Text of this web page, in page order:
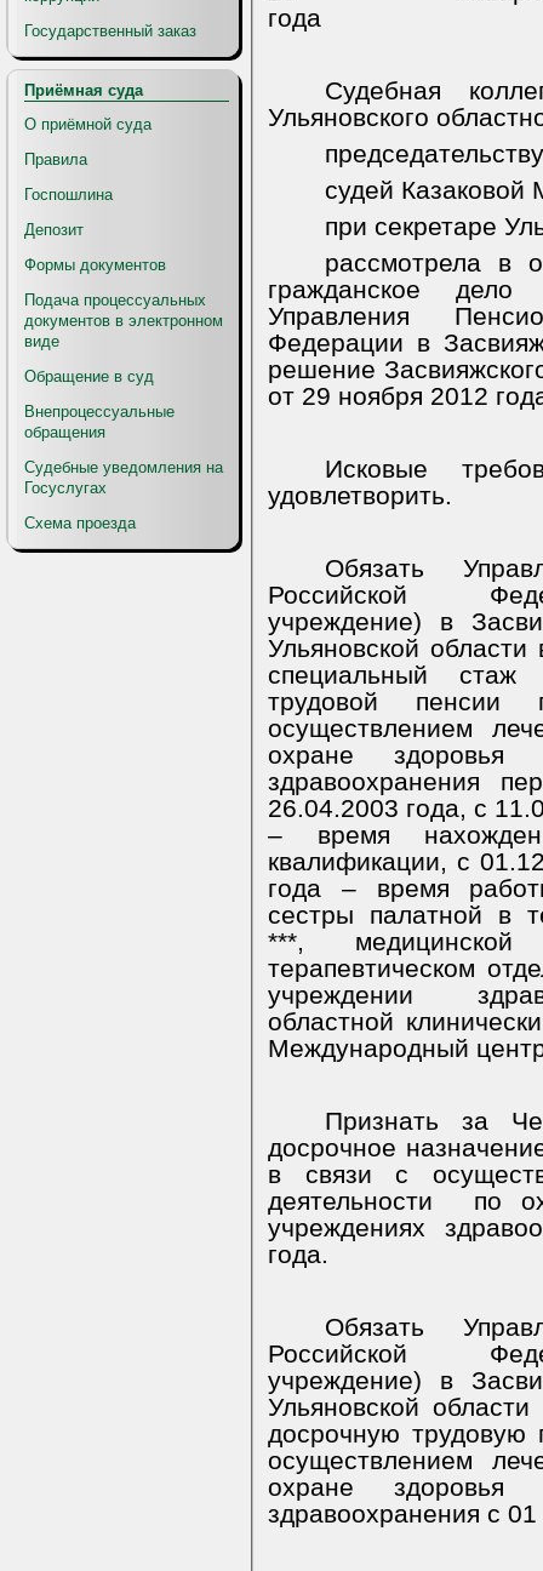
Государственный заказ
Приёмная суда
О приёмной суда
Правила
Госпошлина
Депозит
Формы документов
Подача процессуальных
документов в электронном
виде
Обращение в суд
Внепроцессуальные
обращения
Судебные уведомления на
Госуслугах
Схема проезда
года
Судебная
Ульяновского
судей
при секретаре
рассмотрела в
гражданское
Управления
Федерации в
решение
от 29 ноября 2012
Исковые
удовлетворить.
Обязать
Российской
учреждение) в
Ульяновской
специальный стаж
трудовой
осуществлением
охране здоровья
здравоохранения
26.04.2003 года, с
– время
квалификации, с
года – время
сестры палатной в
***,
терапевтическом
учреждении
областной
Международный
Признать за
досрочное
в связи с
деятельности по
учреждениях
года.
Обязать
Российской
учреждение) в
Ульяновской
досрочную трудовую
осуществлением
охране здоровья
здравоохранения с